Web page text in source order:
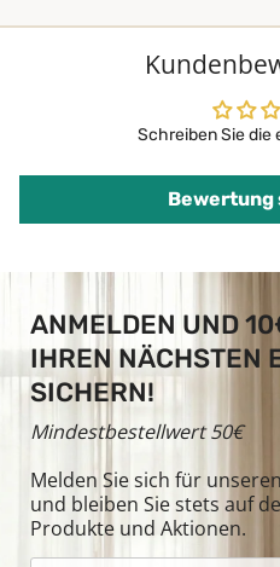
Schreiben Sie die
Bewertung
ANMELDEN UND
IHREN NÄCHSTEN
SICHERN!
Mindestbestellwert 50€
Melden Sie sich für
und bleiben Sie stets auf
Produkte und Aktionen.